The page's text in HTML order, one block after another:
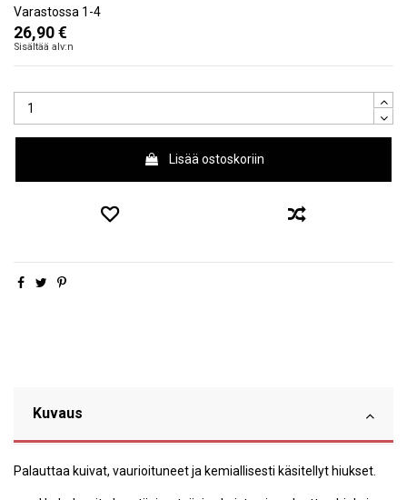
Varastossa 1-4
26,90 €
Sisältää alv:n
Lisää ostoskoriin
Kuvaus
Palauttaa kuivat, vaurioituneet ja kemiallisesti käsitellyt hiukset.